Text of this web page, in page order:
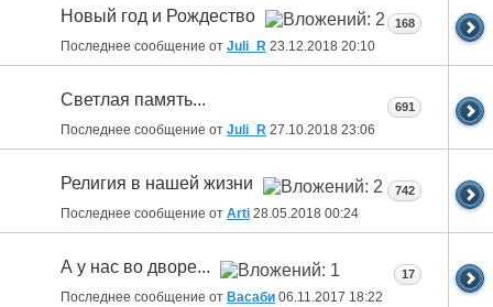
Новый год и Рождество
Последнее сообщение от Juli_R 23.12.2018 20:10
168
Светлая память...
Последнее сообщение от Juli_R 27.10.2018 23:06
691
Религия в нашей жизни
Последнее сообщение от Arti 28.05.2018 00:24
742
А у нас во дворе...
Последнее сообщение от Васаби 06.11.2017 18:22
17